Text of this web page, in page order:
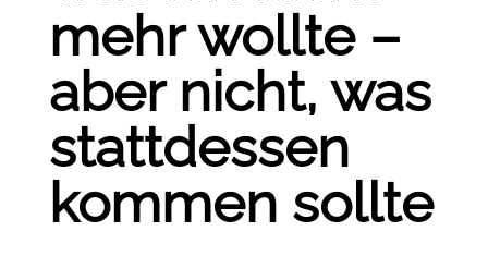
mehr wollte –
aber nicht, was
stattdessen
kommen sollte